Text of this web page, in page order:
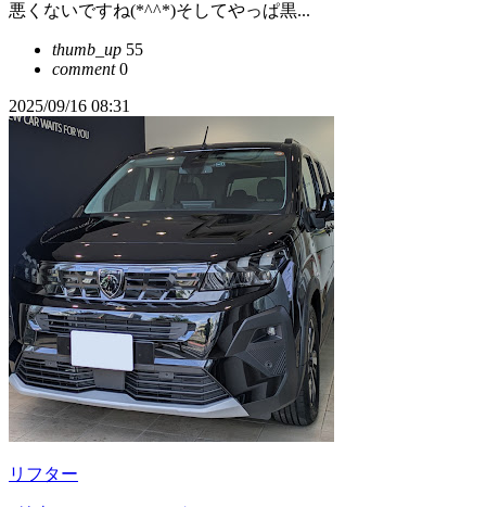
悪くないですね(*^^*)そしてやっぱ黒...
thumb_up 55
comment0
2025/09/16 08:31
リフター